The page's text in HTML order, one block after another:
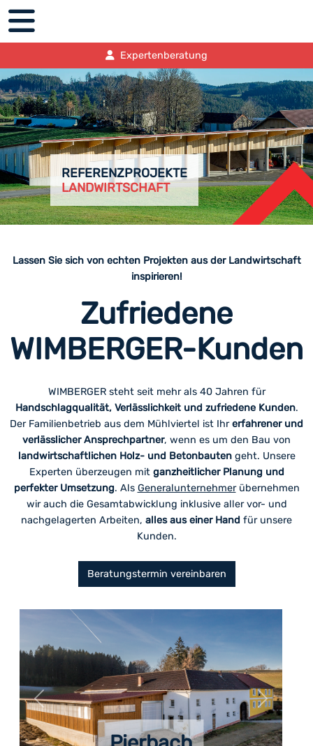
Expertenberatung
REFERENZPROJEKTE
LANDWIRTSCHAFT
Lassen Sie sich von echten Projekten aus der Landwirtschaft
inspirieren!
Zufriedene
WIMBERGER-Kunden
WIMBERGER steht seit mehr als 40 Jahren für
Handschlagqualität, Verlässlichkeit und zufriedene Kunden.
Der Familienbetrieb aus dem Mühlviertel ist Ihrerfahrener und
verlässlicher Ansprechpartner, wenn es um den Bau von
landwirtschaftlichen Holz- und Betonbautengeht. Unsere
Experten überzeugen mit ganzheitlicher Planung und
perfekter Umsetzung. Als Generalunternehmerübernehmen
wir auch die Gesamtabwicklung inklusive aller vor- und
nachgelagerten Arbeiten, alles aus einer Hand für unsere
Kunden.
Beratungstermin vereinbaren